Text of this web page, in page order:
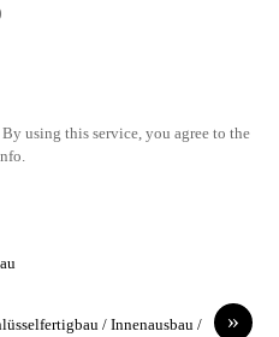
using this service, you agree to the
»
/ Innenausbau /